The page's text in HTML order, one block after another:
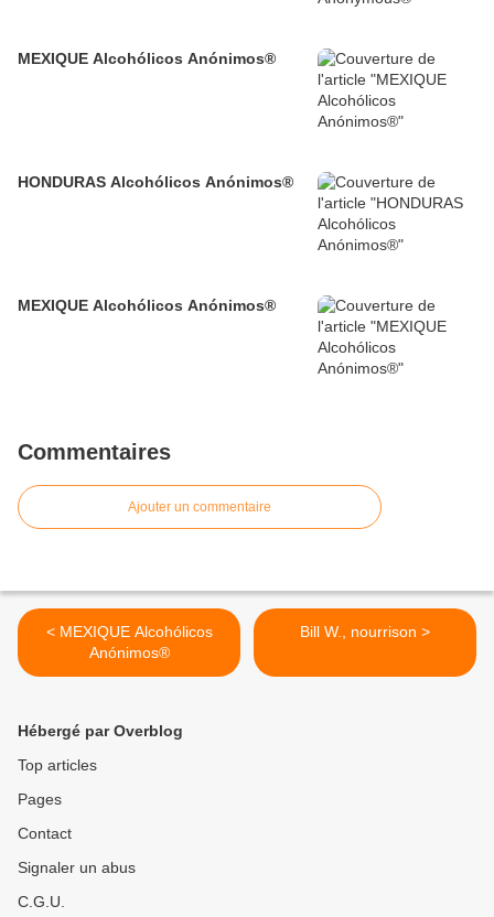
MEXIQUE Alcohólicos Anónimos®
HONDURAS Alcohólicos Anónimos®
MEXIQUE Alcohólicos Anónimos®
Commentaires
Ajouter un commentaire
< MEXIQUE Alcohólicos
Anónimos®
Bill W., nourrison >
Hébergé par Overblog
Top articles
Pages
Contact
Signaler un abus
C.G.U.